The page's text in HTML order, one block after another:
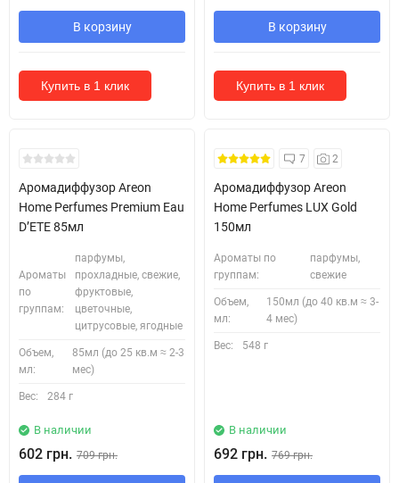
В корзину
Купить в 1 клик
В корзину
Купить в 1 клик
Аромадиффузор Areon
Home Perfumes Premium Eau
D’ETE 85мл
Ароматы
по
группам:
парфумы,
прохладные, свежие,
фруктовые,
цветочные,
цитрусовые, ягодные
Объем,
мл:
85мл (до 25 кв.м ≈ 2-3
мес)
Вес: 284 г
В наличии
602 грн. 709 грн.
7 2
Аромадиффузор Areon
Home Perfumes LUX Gold
150мл
Ароматы по
группам:
парфумы,
свежие
Объем,
мл:
150мл (до 40 кв.м ≈ 3-
4 мес)
Вес: 548 г
В наличии
692 грн. 769 грн.